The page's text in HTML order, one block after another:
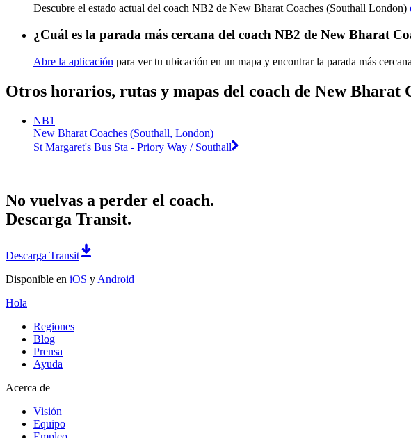
Descubre el estado actual del coach NB2 de New Bharat Coaches (Southall London)
¿Cuál es la parada más cercana del coach NB2 de New Bharat
Abre la aplicación para ver tu ubicación en un mapa y encontrar la parada más
Otros horarios, rutas y mapas del coach de New Bharat
NB1
New Bharat Coaches (Southall, London)
St Margaret's Bus Sta - Priory Way / Southall
No vuelvas a perder el coach.
Descarga Transit.
Descarga Transit
Disponible en iOS y Android
Hola
Regiones
Blog
Prensa
Ayuda
Acerca de
Visión
Equipo